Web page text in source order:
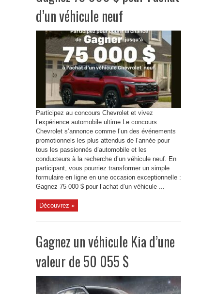
d’un véhicule neuf
Participez au concours Chevrolet et vivez
l’expérience automobile ultime Le concours
Chevrolet s’annonce comme l’un des événements
promotionnels les plus attendus de l’année pour
tous les passionnés d’automobile et les
conducteurs à la recherche d’un véhicule neuf. En
participant, vous pourriez transformer un simple
formulaire en ligne en une occasion exceptionnelle :
Gagnez 75 000 $ pour l’achat d’un véhicule ...
Découvrez »
Gagnez un véhicule Kia d’une
valeur de 50 055 $